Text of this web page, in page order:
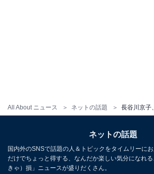
All About ニュース ネットの話題
ネットの話題
国内外のSNSで話題の人＆トピックをタイムリーに
だけでちょっと得する、なんだか楽しい気分になれ
きゃ）損」ニュースが盛りだくさん。